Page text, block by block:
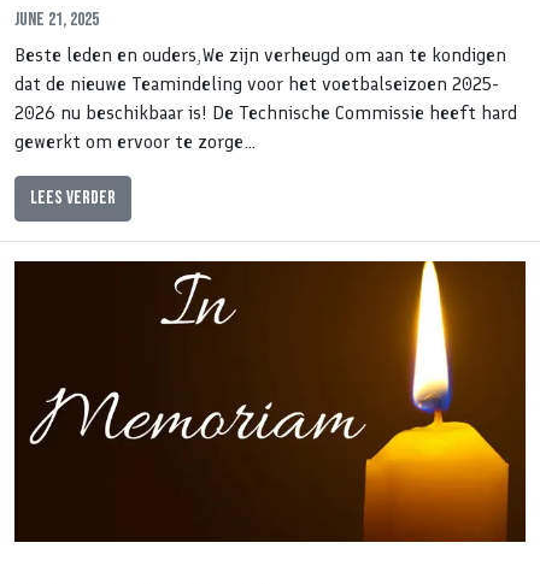
June 21, 2025
Beste leden en ouders,We zijn verheugd om aan te kondigen
dat de nieuwe Teamindeling voor het voetbalseizoen 2025-
2026 nu beschikbaar is! De Technische Commissie heeft hard
gewerkt om ervoor te zorge…
Lees verder